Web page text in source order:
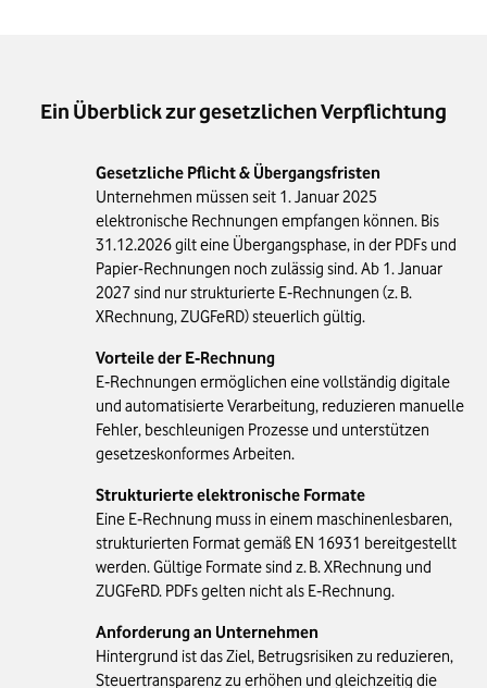
Ein Überblick zur gesetzlichen Verpflichtung
Gesetzliche Pflicht & Übergangsfristen
Unternehmen müssen seit 1. Januar 2025
elektronische Rechnungen empfangen können. Bis
31.12.2026 gilt eine Übergangsphase, in der PDFs und
Papier-Rechnungen noch zulässig sind. Ab 1. Januar
2027 sind nur strukturierte E‑Rechnungen (z. B.
XRechnung, ZUGFeRD) steuerlich gültig.
Vorteile der E‑Rechnung
E‑Rechnungen ermöglichen eine vollständig digitale
und automatisierte Verarbeitung, reduzieren manuelle
Fehler, beschleunigen Prozesse und unterstützen
gesetzeskonformes Arbeiten.
Strukturierte elektronische Formate
Eine E‑Rechnung muss in einem maschinenlesbaren,
strukturierten Format gemäß EN 16931 bereitgestellt
werden. Gültige Formate sind z. B. XRechnung und
ZUGFeRD. PDFs gelten nicht als E‑Rechnung.
Anforderung an Unternehmen
Hintergrund ist das Ziel, Betrugsrisiken zu reduzieren,
Steuertransparenz zu erhöhen und gleichzeitig die